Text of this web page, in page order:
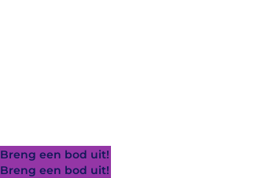
Breng een bod uit!
Breng een bod uit!